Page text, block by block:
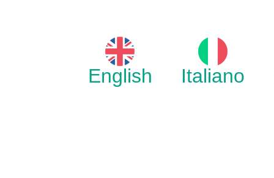
English Italiano